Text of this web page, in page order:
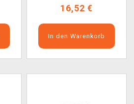
16,52 €
In den Warenkorb